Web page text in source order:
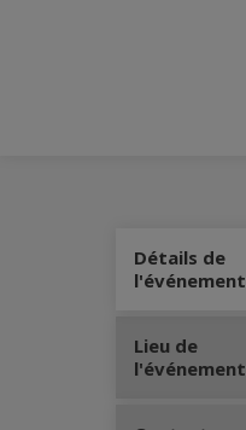
Détails de
l'événement
Lieu de
l'événement